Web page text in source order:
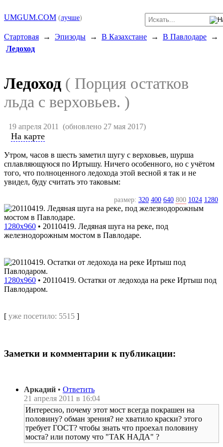
UMGUM.COM (лучше)
Стартовая → Эпизоды → В Казахстане → В Павлодаре →
Ледоход
Ледоход ( Порция остатков
льда с верховьев. )
19 апреля 2011 (обновлено 27 мая 2017)
На карте
Утром, часов в шесть заметил шугу с верховьев, шурша
сплавляющуюся по Иртышу. Ничего особенного, но с учётом
того, что полноценного ледохода этой весной я так и не
увидел, буду считать это таковым:
размер: 320 400 640 800 1024 1280
1280x960 • 20110419. Ледяная шуга на реке, под
железнодорожным мостом в Павлодаре.
1280x960 • 20110419. Остатки от ледохода на реке Иртыш под
Павлодаром.
[ уже посетило: 5515 ]
Заметки и комментарии к публикации:
Аркадий • Ответить
21 апреля 2011 в 16:04
Интересно, почему этот мост всегда покрашен на
половину? обман зрения? не хватило краски? этого
требует ГОСТ? чтобы знать что проехал половину
моста? или потому что "ТАК НАДА" ?